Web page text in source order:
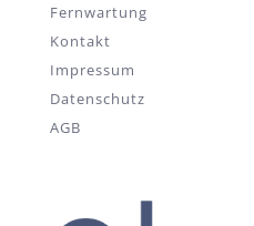
Fernwartung
Kontakt
Impressum
Datenschutz
AGB